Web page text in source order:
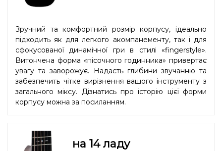
Зручний та комфортний розмір корпусу, ідеально
підходить як для легкого акомпанементу, так і для
сфокусованої динамічної гри в стилі «fingerstyle».
Витончена форма «пісочного годинника» привертає
увагу та заворожує. Надасть глибини звучанню та
забезпечить чітке вирізнення вашого інструменту з
загального міксу. Дізнатись про історію цієї форми
корпусу можна за посиланням.
на 14 ладу